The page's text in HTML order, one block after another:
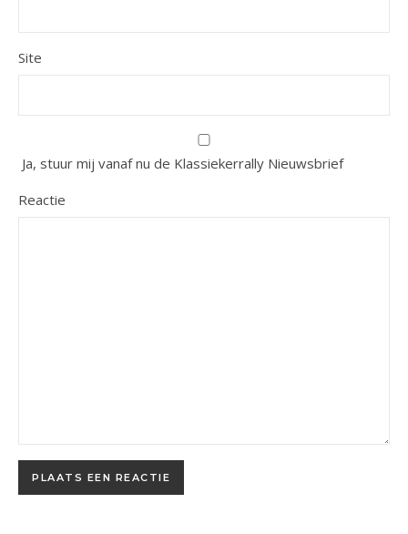
Site
Ja, stuur mij vanaf nu de Klassiekerrally Nieuwsbrief
Reactie